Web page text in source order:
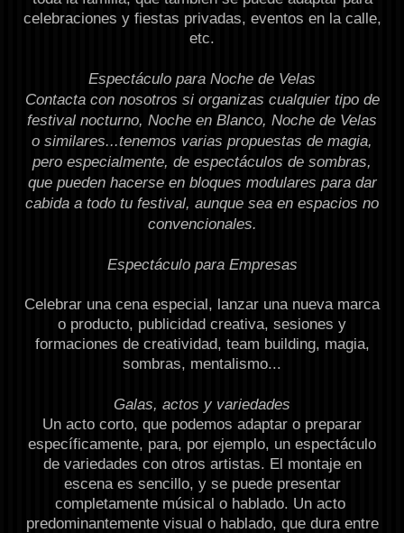
celebraciones y fiestas privadas, eventos en la calle,
etc.
Espectáculo para Noche de Velas
Contacta con nosotros si organizas cualquier tipo de
festival nocturno, Noche en Blanco, Noche de Velas
o similares...tenemos varias propuestas de magia,
pero especialmente, de espectáculos de sombras,
que pueden hacerse en bloques modulares para dar
cabida a todo tu festival, aunque sea en espacios no
convencionales.
Espectáculo para Empresas
Celebrar una cena especial, lanzar una nueva marca
o producto, publicidad creativa, sesiones y
formaciones de creatividad, team building, magia,
sombras, mentalismo...
Galas, actos y variedades
Un acto corto, que podemos adaptar o preparar
específicamente, para, por ejemplo, un espectáculo
de variedades con otros artistas. El montaje en
escena es sencillo, y se puede presentar
completamente músical o hablado. Un acto
predominantemente visual o hablado, que dura entre